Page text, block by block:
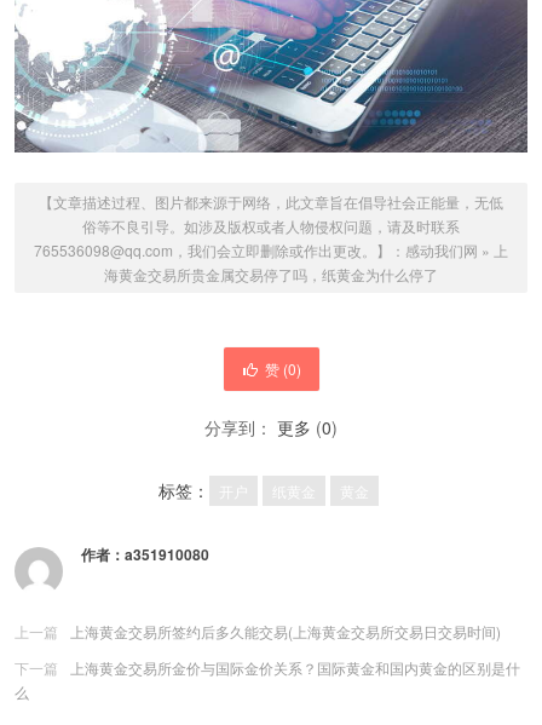
【文章描述过程、图片都来源于网络，此文章旨在倡导社会正能量，无低
俗等不良引导。如涉及版权或者人物侵权问题，请及时联系
765536098@qq.com，我们会立即删除或作出更改。】： 感动我们网 » 上
海黄金交易所贵金属交易停了吗，纸黄金为什么停了
赞 (0)
分享到： 更多 (0)
标签： 开户
作者： a351910080
上一篇
上海黄金交易所签约后多久能交易(上海黄金交易所交易日交易时间)
下一篇
上海黄金交易所金价与国际金价关系？国际黄金和国内黄金的区别是什
么